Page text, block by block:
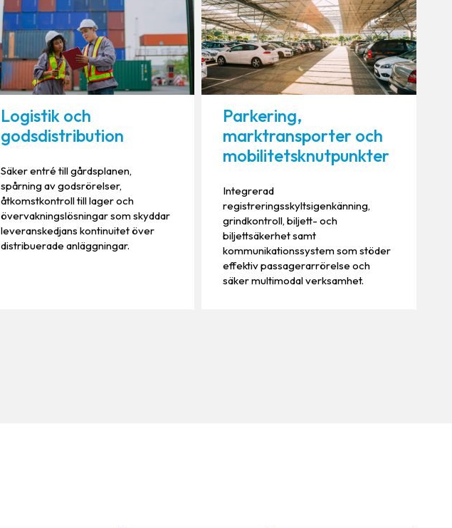
Logistik och
godsdistribution
Säker entré till gårdsplanen,
spårning av godsrörelser,
åtkomstkontroll till lager och
övervakningslösningar som skyddar
leveranskedjans kontinuitet över
distribuerade anläggningar.
Parkering,
marktransporter och
mobilitetsknutpunkter
Integrerad
registreringsskyltsigenkänning,
grindkontroll, biljett- och
biljettsäkerhet samt
kommunikationssystem som stöder
effektiv passagerarrörelse och
säker multimodal verksamhet.